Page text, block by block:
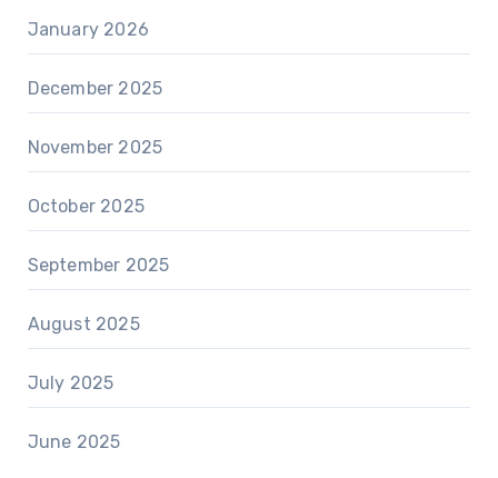
January 2026
December 2025
November 2025
October 2025
September 2025
August 2025
July 2025
June 2025